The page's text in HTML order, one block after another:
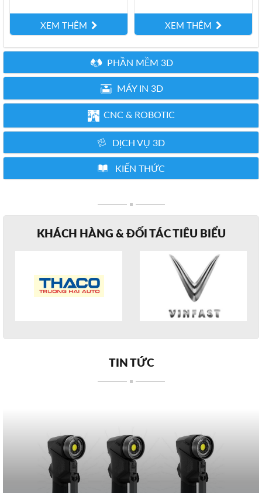
XEM THÊM XEM THÊM
PHẦN MỀM 3D
MÁY IN 3D
CNC & ROBOTIC
DỊCH VỤ 3D
KIẾN THỨC
KHÁCH HÀNG & ĐỐI TÁC TIÊU BIỂU
TIN TỨC
HandySCAN